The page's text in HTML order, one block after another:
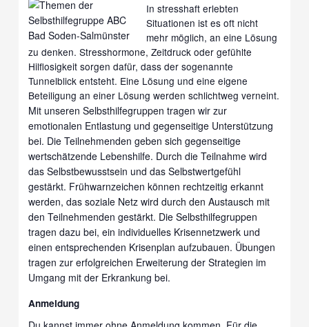
In stresshaft erlebten
Situationen ist es oft nicht
mehr möglich, an eine Lösung
zu denken. Stresshormone, Zeitdruck oder gefühlte
Hilflosigkeit sorgen dafür, dass der sogenannte
Tunnelblick entsteht. Eine Lösung und eine eigene
Beteiligung an einer Lösung werden schlichtweg verneint.
Mit unseren Selbsthilfegruppen tragen wir zur
emotionalen Entlastung und gegenseitige Unterstützung
bei. Die Teilnehmenden geben sich gegenseitige
wertschätzende Lebenshilfe. Durch die Teilnahme wird
das Selbstbewusstsein und das Selbstwertgefühl
gestärkt. Frühwarnzeichen können rechtzeitig erkannt
werden, das soziale Netz wird durch den Austausch mit
den Teilnehmenden gestärkt. Die Selbsthilfegruppen
tragen dazu bei, ein individuelles Krisennetzwerk und
einen entsprechenden Krisenplan aufzubauen. Übungen
tragen zur erfolgreichen Erweiterung der Strategien im
Umgang mit der Erkrankung bei.
Anmeldung